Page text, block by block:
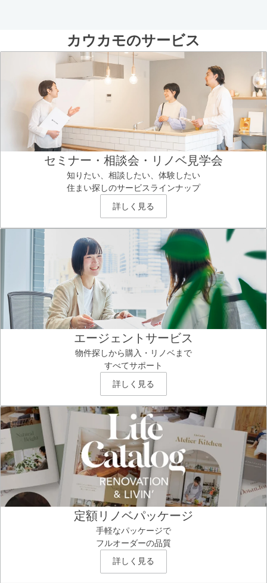
カウカモのサービス
セミナー・相談会・リノベ見学会
知りたい、相談したい、体験したい
住まい探しのサービスラインナップ
詳しく見る
エージェントサービス
物件探しから購入・リノベまで
すべてサポート
詳しく見る
定額リノベパッケージ
手軽なパッケージで
フルオーダーの品質
詳しく見る